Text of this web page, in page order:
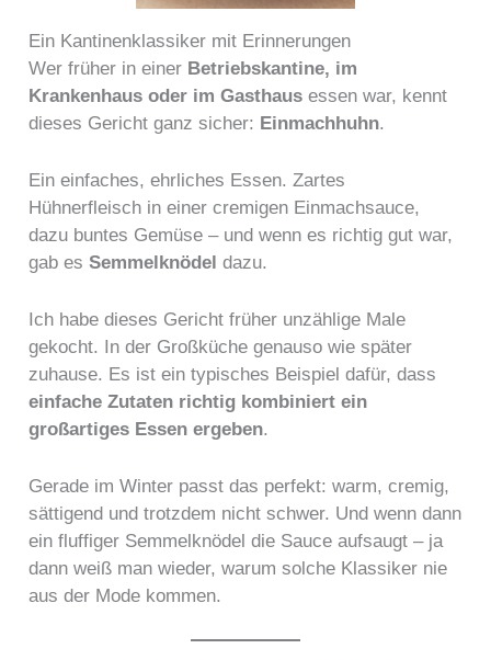
Ein Kantinenklassiker mit Erinnerungen
Wer früher in einer Betriebskantine, im
Krankenhaus oder im Gasthaus essen war, kennt
dieses Gericht ganz sicher: Einmachhuhn.
Ein einfaches, ehrliches Essen. Zartes
Hühnerfleisch in einer cremigen Einmachsauce,
dazu buntes Gemüse – und wenn es richtig gut war,
gab esSemmelknödel dazu.
Ich habe dieses Gericht früher unzählige Male
gekocht. In der Großküche genauso wie später
zuhause. Es ist ein typisches Beispiel dafür, dass
einfache Zutaten richtig kombiniert ein
großartiges Essen ergeben.
Gerade im Winter passt das perfekt: warm, cremig,
sättigend und trotzdem nicht schwer. Und wenn dann
ein fluffiger Semmelknödel die Sauce aufsaugt – ja
dann weiß man wieder, warum solche Klassiker nie
aus der Mode kommen.